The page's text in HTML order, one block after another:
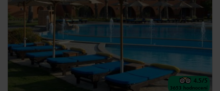
4.5/5
3653 hodnocení